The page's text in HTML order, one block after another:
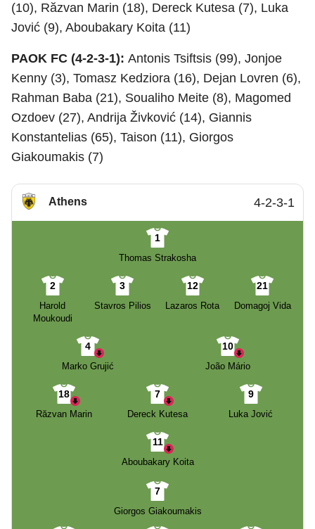
(10), Răzvan Marin (18), Dereck Kutesa (7), Luka
Jović (9), Aboubakary Koita (11)
PAOK FC (4-2-3-1): Antonis Tsiftsis (99), Jonjoe
Kenny (3), Tomasz Kedziora (16), Dejan Lovren (6),
Rahman Baba (21), Soualiho Meite (8), Magomed
Ozdoev (27), Andrija Živković (14), Giannis
Konstantelias (65), Taison (11), Giorgos
Giakoumakis (7)
Athens 4-2-3-1
1
Thomas Strakosha
2
Harold
Moukoudi
3
Stavros Pilios
12
Lazaros Rota
21
Domagoj Vida
4
Marko Grujić
10
João Mário
18
Răzvan Marin
7
Dereck Kutesa
9
Luka Jović
11
Aboubakary Koita
7
Giorgos Giakoumakis